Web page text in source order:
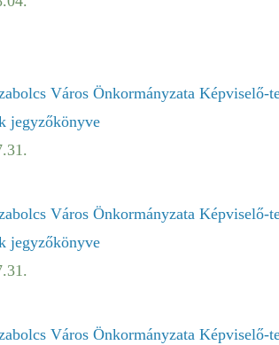
Város Önkormányzata
jegyzőkönyve
Város Önkormányzata
jegyzőkönyve
Város Önkormányzata